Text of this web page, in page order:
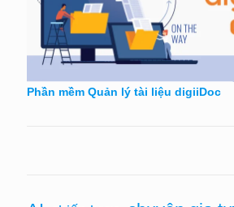
Phần mềm Quản lý tài liệu digiiDoc